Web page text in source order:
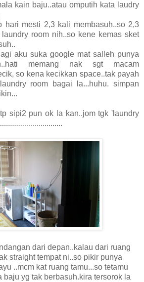
kain baju..atau omputih kata laudry
hari mesti 2,3 kali membasuh..so 2,3
room nih..so kene kemas sket
aku suka google mat salleh punya
memang nak sgt macam
so kena kecikkan space..tak payah
room bagai la...huhu. simpan
sipi2 pun ok la kan..jom tgk 'laundry
dari depan..kalau dari ruang
straight tempat ni..so pikir punya
..mcm kat ruang tamu...so tetamu
baju yg tak berbasuh.kira tersorok la